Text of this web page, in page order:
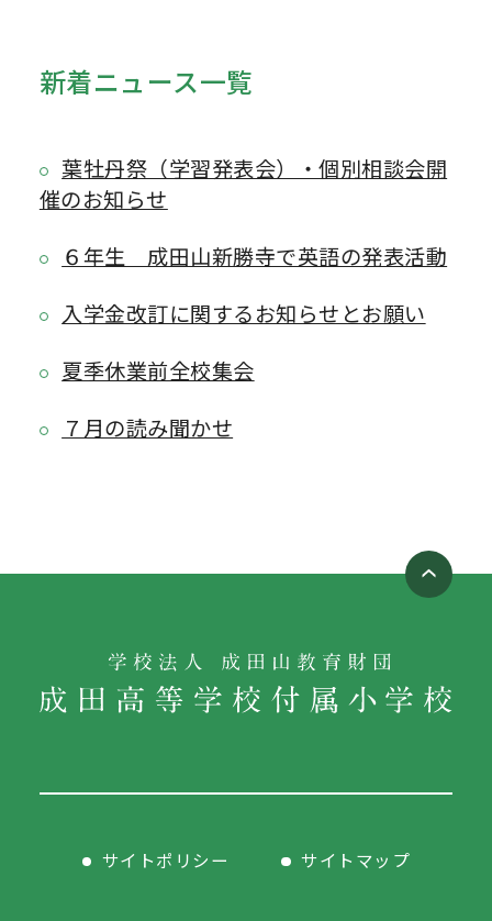
新着ニュース一覧
葉牡丹祭（学習発表会）・個別相談会開
催のお知らせ
６年生 成田山新勝寺で英語の発表活動
入学金改訂に関するお知らせとお願い
夏季休業前全校集会
７月の読み聞かせ
サイトポリシー サイトマップ